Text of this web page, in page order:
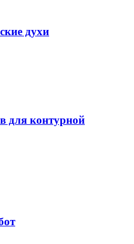
духи
для контурной